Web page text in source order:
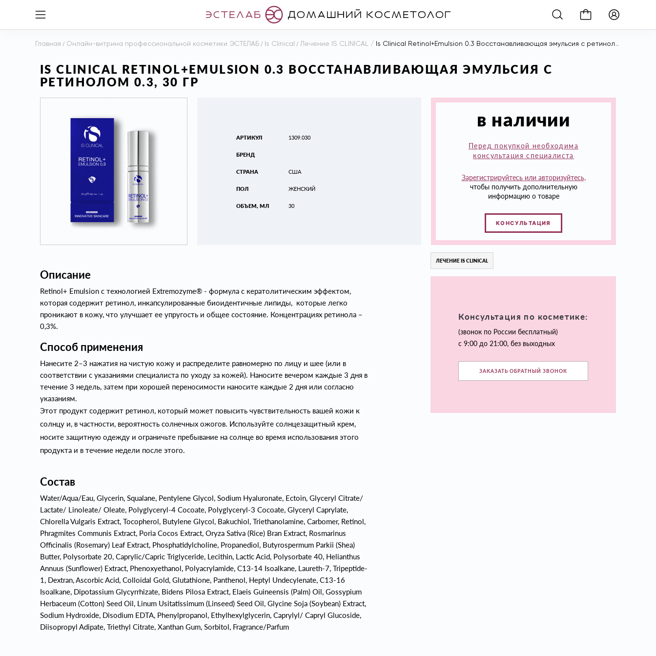
Главная / Онлайн-витрина профессиональной косметики ЭСТЕЛАБ / Is Clinical / Лечение IS CLINICAL / Is Clinical Retinol+Emulsion 0.3 Восстанавливающая эмульсия с ретинолом 0.3, 30 гр
IS CLINICAL RETINOL+EMULSION 0.3 ВОССТАНАВЛИВАЮЩАЯ ЭМУЛЬСИЯ С
РЕТИНОЛОМ 0.3, 30 ГР
АРТИКУЛ
БРЕНД
СТРАНА
ПОЛ
ОБЪЕМ, МЛ
1309.030
США
ЖЕНСКИЙ
30
в наличии
Перед покупкой необходима
консультация специалиста
Зарегистрируйтесь или авторизуйтесь,
чтобы получить дополнительную
информацию о товаре
КОНСУЛЬТАЦИЯ
Описание
Retinol+ Emulsion с технологией Extremozyme® - формула с кератолитическим эффектом,
которая содержит ретинол, инкапсулированные биоидентичные липиды, которые легко
проникают в кожу, что улучшает ее упругость и общее состояние. Концентрациях ретинола –
0,3%.
Способ применения
Нанесите 2–3 нажатия на чистую кожу и распределите равномерно по лицу и шее (или в
соответствии с указаниями специалиста по уходу за кожей). Наносите вечером каждые 3 дня в
течение 3 недель, затем при хорошей переносимости наносите каждые 2 дня или согласно
указаниям.
Этот продукт содержит ретинол, который может повысить чувствительность вашей кожи к
солнцу и, в частности, вероятность солнечных ожогов. Используйте солнцезащитный крем,
носите защитную одежду и ограничьте пребывание на солнце во время использования этого
продукта и в течение недели после этого.
Состав
Water/Aqua/Eau, Glycerin, Squalane, Pentylene Glycol, Sodium Hyaluronate, Ectoin, Glyceryl Citrate/
Lactate/ Linoleate/ Oleate, Polyglyceryl-4 Cocoate, Polyglyceryl-3 Cocoate, Glyceryl Caprylate,
Chlorella Vulgaris Extract, Tocopherol, Butylene Glycol, Bakuchiol, Triethanolamine, Carbomer, Retinol,
Phragmites Communis Extract, Poria Cocos Extract, Oryza Sativa (Rice) Bran Extract, Rosmarinus
Officinalis (Rosemary) Leaf Extract, Phosphatidylcholine, Propanediol, Butyrospermum Parkii (Shea)
Butter, Polysorbate 20, Caprylic/Capric Triglyceride, Lecithin, Lactic Acid, Polysorbate 40, Helianthus
Annuus (Sunflower) Extract, Phenoxyethanol, Polyacrylamide, C13-14 Isoalkane, Laureth-7, Tripeptide-
1, Dextran, Ascorbic Acid, Colloidal Gold, Glutathione, Panthenol, Heptyl Undecylenate, C13-16
Isoalkane, Dipotassium Glycyrrhizate, Bidens Pilosa Extract, Elaeis Guineensis (Palm) Oil, Gossypium
Herbaceum (Cotton) Seed Oil, Linum Usitatissimum (Linseed) Seed Oil, Glycine Soja (Soybean) Extract,
Sodium Hydroxide, Disodium EDTA, Phenylpropanol, Ethylhexylglycerin, Caprylyl/ Capryl Glucoside,
Diisopropyl Adipate, Triethyl Citrate, Xanthan Gum, Sorbitol, Fragrance/Parfum
ЛЕЧЕНИЕ IS CLINICAL
Консультация по косметике:
(звонок по России бесплатный)
с 9:00 до 21:00, без выходных
ЗАКАЗАТЬ ОБРАТНЫЙ ЗВОНОК